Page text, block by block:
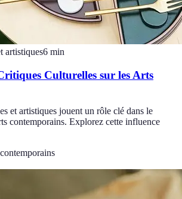
artistiques6 min
Culturelles sur les Arts
et artistiques jouent un rôle clé dans le
contemporains. Explorez cette influence